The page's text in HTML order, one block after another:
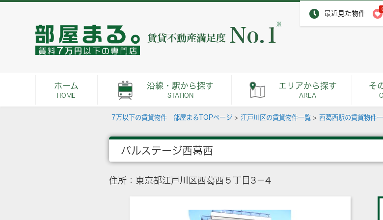
最近見た物件
※
ホーム
HOME
沿線・駅から探す
STATION
エリアから探す
AREA
そ
7万以下の賃貸物件 部屋まるTOPページ > 江戸川区の賃貸物件一覧 > 西葛西駅の賃貸物件
パルステージ西葛西
住所：東京都江戸川区西葛西５丁目3－4